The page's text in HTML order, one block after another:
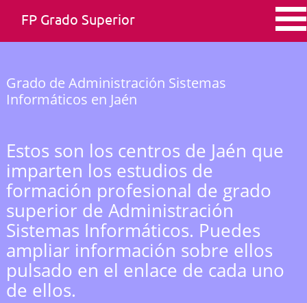
FP Grado Superior
Grado de Administración Sistemas
Informáticos en Jaén
Estos son los centros de Jaén que
imparten los estudios de
formación profesional de grado
superior de Administración
Sistemas Informáticos. Puedes
ampliar información sobre ellos
pulsado en el enlace de cada uno
de ellos.